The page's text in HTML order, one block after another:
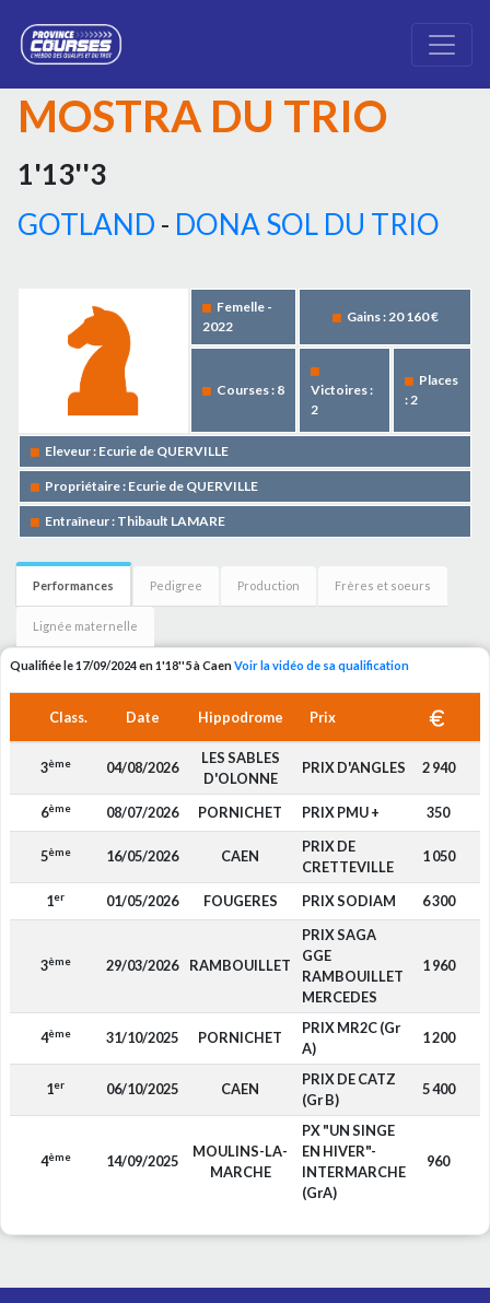
MOSTRA DU TRIO
1'13''3
GOTLAND - DONA SOL DU TRIO
Femelle -
2022
Gains : 20 160 €
Courses : 8
Victoires :
2
Places
: 2
Eleveur : Ecurie de QUERVILLE
Propriétaire : Ecurie de QUERVILLE
Entraîneur : Thibault LAMARE
Performances Pedigree Production Frères et soeurs
Lignée maternelle
Qualifiée le 17/09/2024 en 1'18''5 à CaenVoir la vidéo de sa qualification
Class. Date Hippodrome Prix
3ème 04/08/2026
LES SABLES
D'OLONNE
PRIX D'ANGLES 2 940
6ème 08/07/2026 PORNICHET PRIX PMU + 350
5ème 16/05/2026 CAEN
PRIX DE
CRETTEVILLE
1 050
1er 01/05/2026 FOUGERES PRIX SODIAM 6 300
3ème 29/03/2026 RAMBOUILLET
PRIX SAGA
GGE
RAMBOUILLET
MERCEDES
1 960
4ème 31/10/2025 PORNICHET
PRIX MR2C (Gr
A)
1 200
1er 06/10/2025 CAEN
PRIX DE CATZ
(Gr B)
5 400
4ème 14/09/2025
MOULINS-LA-
MARCHE
PX "UN SINGE
EN HIVER"-
INTERMARCHE
(GrA)
960